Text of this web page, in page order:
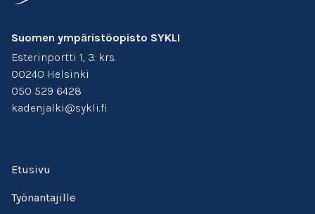
Suomen ympäristöopisto SYKLI
Esterinportti 1, 3. krs.
00240 Helsinki
050 529 6428
kadenjalki@sykli.fi
Etusivu
Työnantajille